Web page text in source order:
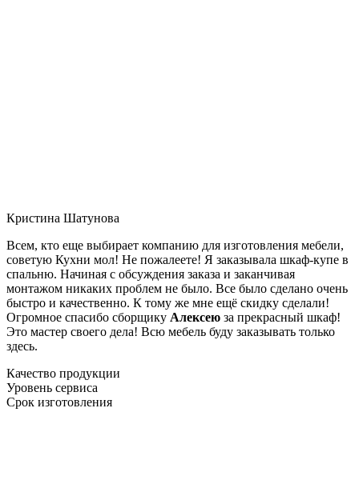
Кристина Шатунова
Всем, кто еще выбирает компанию для изготовления мебели,
советую Кухни мол! Не пожалеете! Я заказывала шкаф-купе в
спальню. Начиная с обсуждения заказа и заканчивая
монтажом никаких проблем не было. Все было сделано очень
быстро и качественно. К тому же мне ещё скидку сделали!
Огромное спасибо сборщику Алексею за прекрасный шкаф!
Это мастер своего дела! Всю мебель буду заказывать только
здесь.
Качество продукции
Уровень сервиса
Срок изготовления